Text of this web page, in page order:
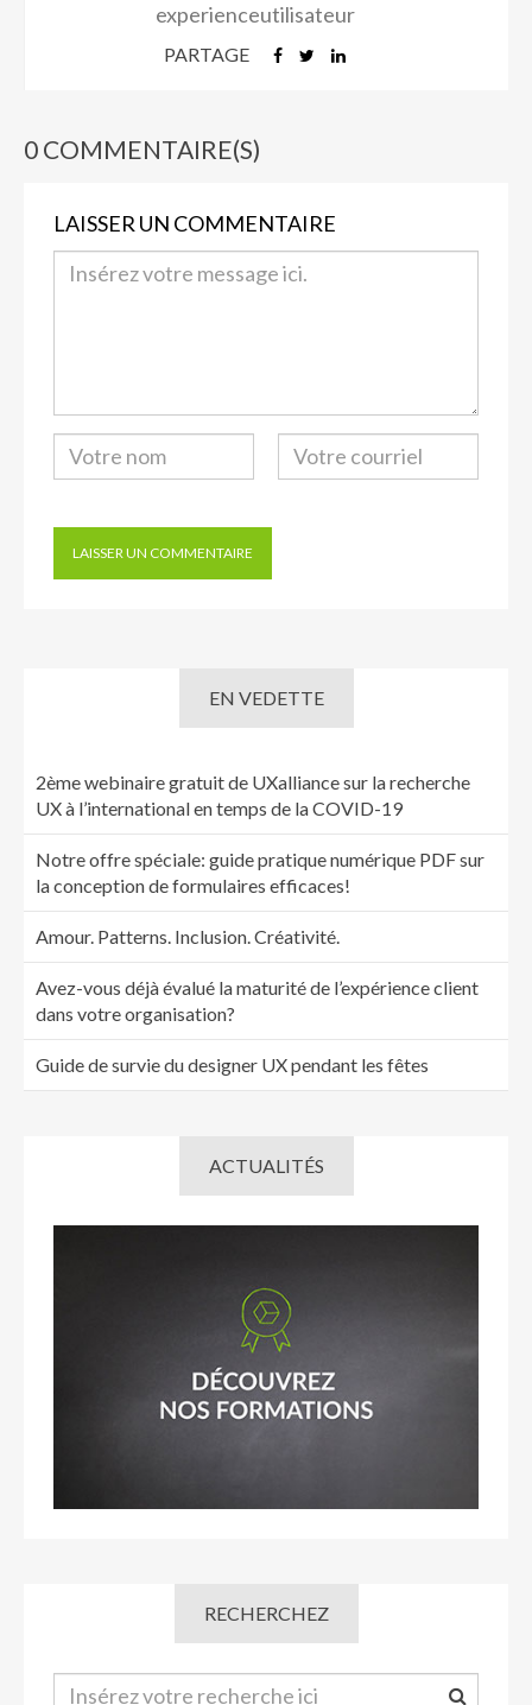
experienceutilisateur
PARTAGE
0 COMMENTAIRE(S)
LAISSER UN COMMENTAIRE
EN VEDETTE
2ème webinaire gratuit de UXalliance sur la recherche
UX à l’international en temps de la COVID-19
Notre offre spéciale: guide pratique numérique PDF sur
la conception de formulaires efficaces!
Amour. Patterns. Inclusion. Créativité.
Avez-vous déjà évalué la maturité de l’expérience client
dans votre organisation?
Guide de survie du designer UX pendant les fêtes
ACTUALITÉS
RECHERCHEZ